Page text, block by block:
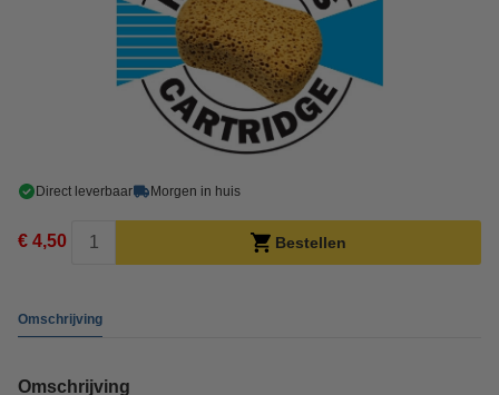
Direct leverbaar Morgen in huis
€ 4,50 Bestellen
Omschrijving
Omschrijving